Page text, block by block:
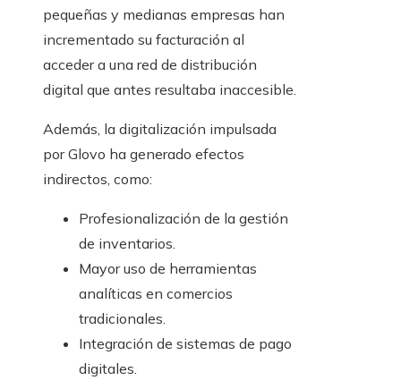
pequeñas y medianas empresas han
incrementado su facturación al
acceder a una red de distribución
digital que antes resultaba inaccesible.
Además, la digitalización impulsada
por Glovo ha generado efectos
indirectos, como:
Profesionalización de la gestión
de inventarios.
Mayor uso de herramientas
analíticas en comercios
tradicionales.
Integración de sistemas de pago
digitales.